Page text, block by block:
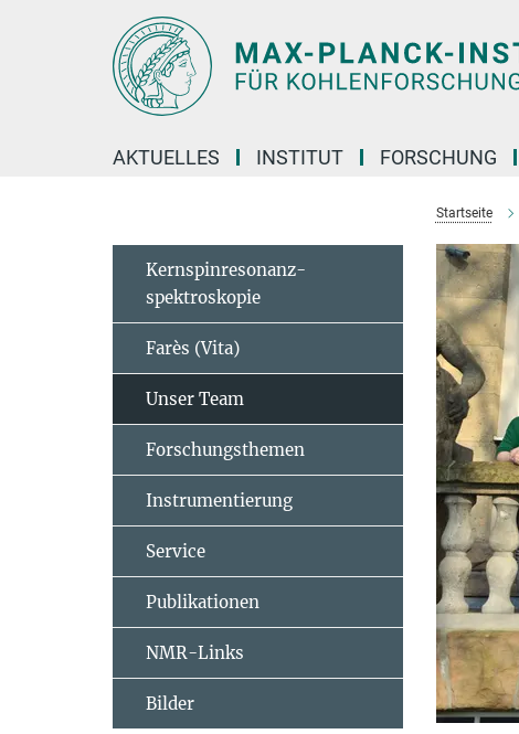
AKTUELLES INSTITUT FORSCHUNG
Startseite
Kernspinresonanz-
spektroskopie
Farès (Vita)
Unser Team
Forschungsthemen
Instrumentierung
Service
Publikationen
NMR-Links
Bilder